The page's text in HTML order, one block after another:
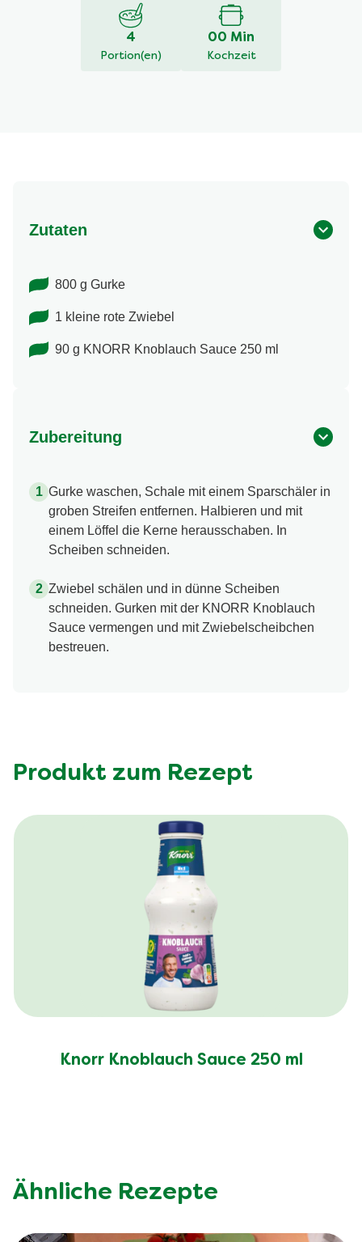
4
Portion(en)
00 Min
Kochzeit
Zutaten
800 g Gurke
1 kleine rote Zwiebel
90 g KNORR Knoblauch Sauce 250 ml
Zubereitung
Gurke waschen, Schale mit einem Sparschäler in
groben Streifen entfernen. Halbieren und mit
einem Löffel die Kerne herausschaben. In
Scheiben schneiden.
Zwiebel schälen und in dünne Scheiben
schneiden. Gurken mit der KNORR Knoblauch
Sauce vermengen und mit Zwiebelscheibchen
bestreuen.
Produkt zum Rezept
Knorr Knoblauch Sauce 250 ml
Ähnliche Rezepte